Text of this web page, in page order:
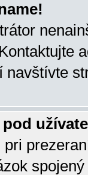
navštívte